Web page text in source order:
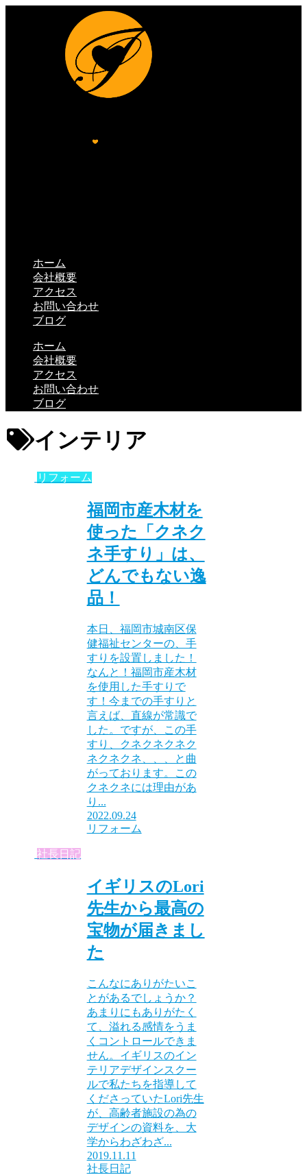
ホーム
会社概要
アクセス
お問い合わせ
ブログ
ホーム
会社概要
アクセス
お問い合わせ
ブログ
インテリア
リフォーム
福岡市産木材を
使った「クネク
ネ手すり」は、
どんでもない逸
品！
本日、福岡市城南区保
健福祉センターの、手
すりを設置しました！
なんと！福岡市産木材
を使用した手すりで
す！今までの手すりと
言えば、直線が常識で
した。ですが、この手
すり、クネクネクネク
ネクネクネ、、、と曲
がっております。この
クネクネには理由があ
り...
2022.09.24
リフォーム
社長日記
イギリスのLori
先生から最高の
宝物が届きまし
た
こんなにありがたいこ
とがあるでしょうか？
あまりにもありがたく
て、溢れる感情をうま
くコントロールできま
せん。イギリスのイン
テリアデザインスクー
ルで私たちを指導して
くださっていたLori先生
が、高齢者施設の為の
デザインの資料を、大
学からわざわざ...
2019.11.11
社長日記